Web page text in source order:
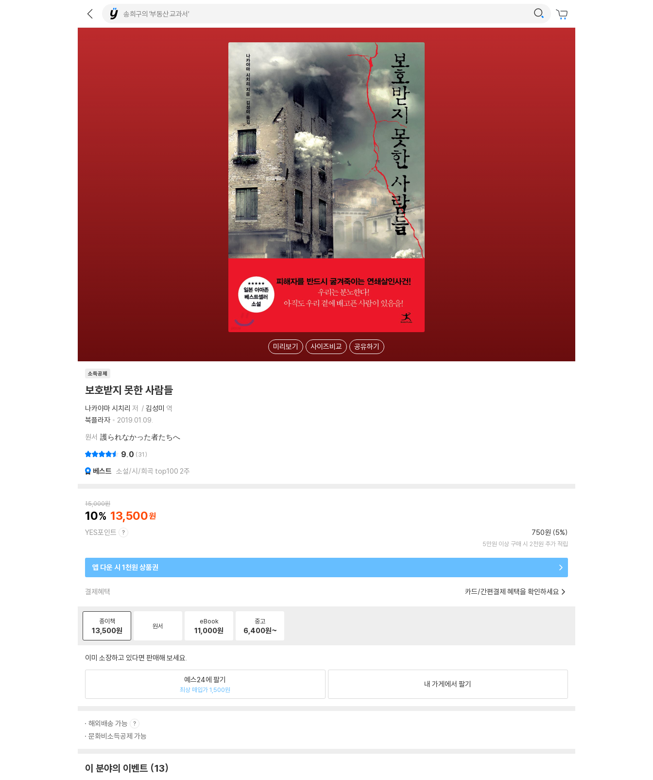
미리보기 사이즈비교 공유하기
소득공제
보호받지 못한 사람들
나카야마 시치리 저 김성미 역
북플라자
2019.01.09.
원서 護られなかった者たちへ
9.0 31
베스트 소설/시/희곡 top100 2주
15,000원
10 13,500
YES포인트 750원 (5%)
5만원 이상 구매 시 2천원 추가 적립
앱 다운 시 1천원 상품권
결제혜택 카드/간편결제 혜택을 확인하세요
종이책
13,500원 원서
eBook
11,000원
중고
6,400원~
이미 소장하고 있다면 판매해 보세요.
예스24에 팔기
최상 매입가 1,500원
내 가게에서 팔기
해외배송 가능
문화비소득공제 가능
이 분야의 이벤트 13